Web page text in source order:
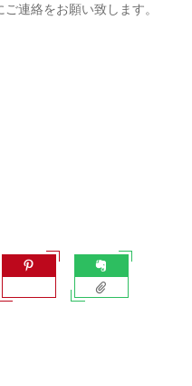
連絡をお願い致します。